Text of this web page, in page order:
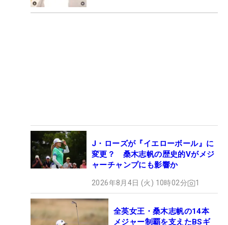
J・ローズが『イエローボール』に
変更？ 桑木志帆の歴史的Vがメジ
ャーチャンプにも影響か
2026年8月4日 (火) 10時02分 1
全英女王・桑木志帆の14本
メジャー制覇を支えたBSギ